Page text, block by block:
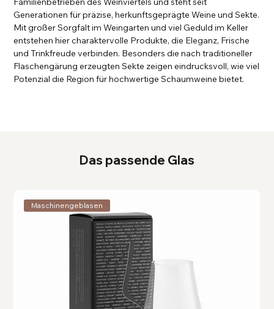
Das passende Glas
Maschinengeblasen
Generationen für präzise, herkunftsgeprägte Weine und Sekte.
Mit großer Sorgfalt im Weingarten und viel Geduld im Keller
entstehen hier charaktervolle Produkte, die Eleganz, Frische
und Trinkfreude verbinden. Besonders die nach traditioneller
Flaschengärung erzeugten Sekte zeigen eindrucksvoll, wie viel
Potenzial die Region für hochwertige Schaumweine bietet.